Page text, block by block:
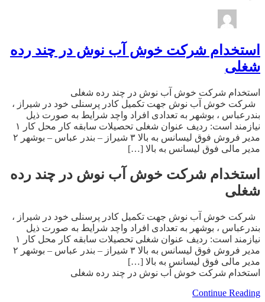
استخدام شرکت خوش آب نوش در چند رده
شغلی
استخدام شرکت خوش آب نوش در چند رده شغلی
شرکت خوش آب نوش جهت تکمیل کادر پرسنلی خود در شیراز ،
بندرعباس ، بوشهر به تعدادی افراد واچد شرایط به صورت ذیل
نیازمند است: ردیف عنوان شغلی تحصیلات سابقه کار محل کار ۱
مدیر فروش فوق لیسانس به بالا ۳ شیراز – بندر عباس – بوشهر ۲
مدیر مالی فوق لیسانس به بالا […]
استخدام شرکت خوش آب نوش در چند رده
شغلی
شرکت خوش آب نوش جهت تکمیل کادر پرسنلی خود در شیراز ،
بندرعباس ، بوشهر به تعدادی افراد واچد شرایط به صورت ذیل
نیازمند است: ردیف عنوان شغلی تحصیلات سابقه کار محل کار ۱
مدیر فروش فوق لیسانس به بالا ۳ شیراز – بندر عباس – بوشهر ۲
مدیر مالی فوق لیسانس به بالا […]
استخدام شرکت خوش آب نوش در چند رده شغلی
Continue Reading